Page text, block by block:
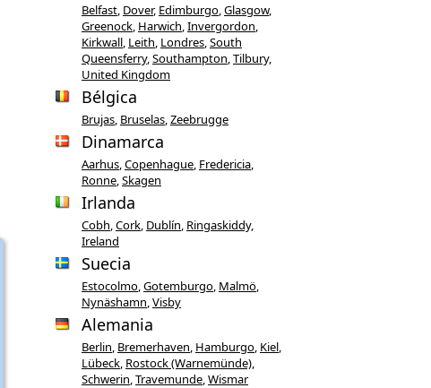
Belfast Dover, Edimburgo Glasgow,
Greenock Harwich Invergordon
Kirkwall Leith Londres South
Queensferry, Southampton Tilbury,
United Kingdom
Bélgica
Brujas Bruselas Zeebrugge
Dinamarca
Aarhus Copenhague Fredericia
Ronne Skagen
Irlanda
Cobh Cork Dublín Ringaskiddy,
Ireland
Suecia
Estocolmo Gotemburgo Malmö
Nynäshamn Visby
Alemania
Berlin Bremerhaven Hamburgo Kiel
Lübeck Rostock (Warnemünde)
Schwerin Travemunde Wismar